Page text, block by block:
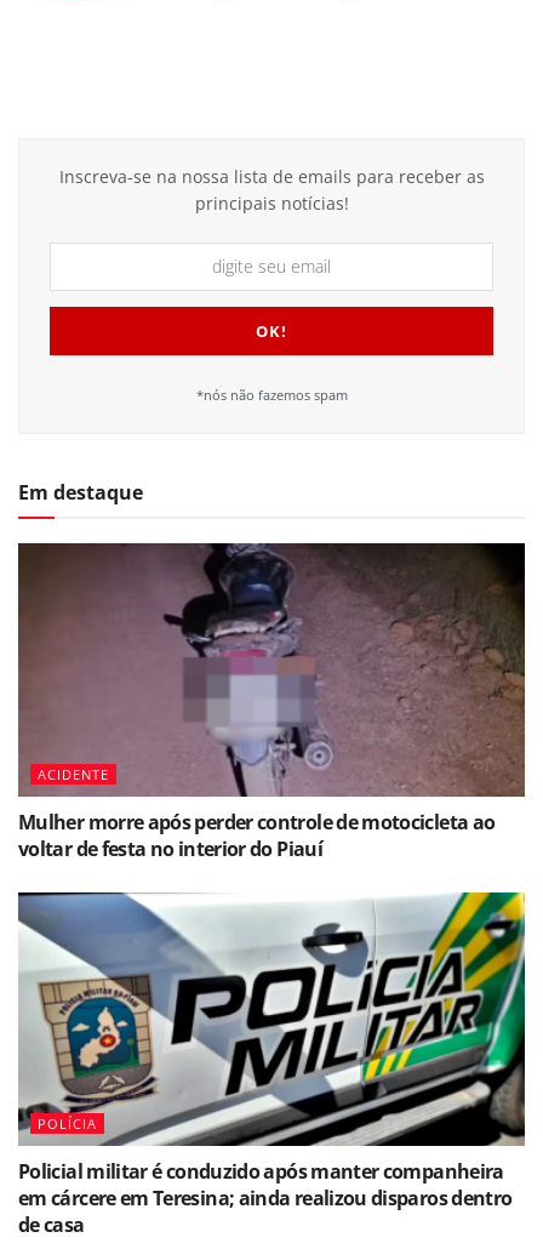
Inscreva-se na nossa lista de emails para receber as
principais notícias!
*nós não fazemos spam
Em destaque
ACIDENTE
Mulher morre após perder controle de motocicleta ao
voltar de festa no interior do Piauí
POLÍCIA
Policial militar é conduzido após manter companheira
em cárcere em Teresina; ainda realizou disparos dentro
de casa